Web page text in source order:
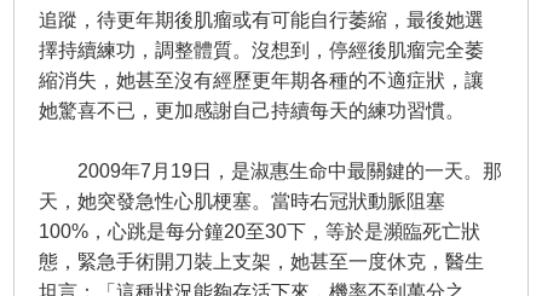
追蹤，待更年期後肌瘤或有可能自行萎縮，最後她選
擇持續練功，調整體質。沒想到，停經後肌瘤完全萎
縮消失，她甚至沒有經歷更年期各種的不適症狀，讓
她驚喜不已，更加感謝自己持續每天的練功習慣。
2009年7月19日，是淑惠生命中最關鍵的一天。那
天，她突發急性心肌梗塞。當時右冠狀動脈阻塞
100%，心跳是每分鐘20至30下，等於是瀕臨死亡狀
態，緊急手術開刀裝上支架，她甚至一度休克，醫生
坦言：「這種狀況能夠存活下來，機率不到萬分之